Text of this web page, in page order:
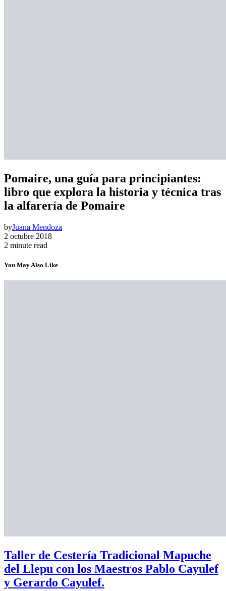
Pomaire, una guía para principiantes:
libro que explora la historia y técnica tras
la alfarería de Pomaire
byJuana Mendoza
2 octubre 2018
2 minute read
You May Also Like
Taller de Cestería Tradicional Mapuche
del Llepu con los Maestros Pablo Cayulef
y Gerardo Cayulef.